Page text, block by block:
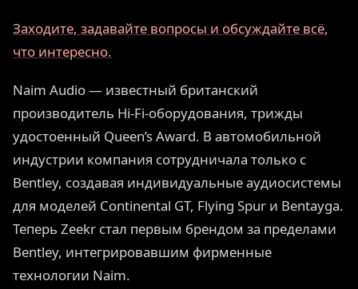
Заходите, задавайте вопросы и обсуждайте всё,
что интересно.
Naim Audio — известный британский
производитель Hi-Fi-оборудования, трижды
удостоенный Queen’s Award. В автомобильной
индустрии компания сотрудничала только с
Bentley, создавая индивидуальные аудиосистемы
для моделей Continental GT, Flying Spur и Bentayga.
Теперь Zeekr стал первым брендом за пределами
Bentley, интегрировавшим фирменные
технологии Naim.